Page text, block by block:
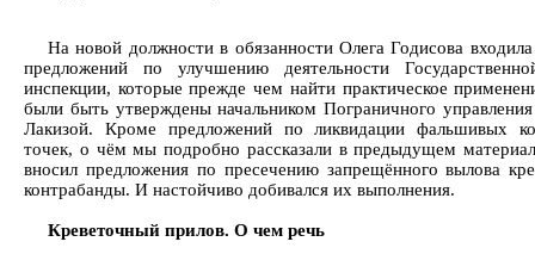
На новой должности в обязанности Олега Годисова
предложений по улучшению деятельности
инспекции, которые прежде чем найти практическое
были быть утверждены начальником Пограничного
Лакизой. Кроме предложений по ликвидации фальшивых
точек, о чём мы подробно рассказали в предыдущем
вносил предложения по пресечению запрещённого вылова
контрабанды. И настойчиво добивался их выполнения.
Креветочный прилов. О чем речь